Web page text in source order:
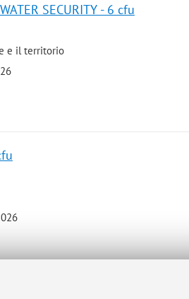
SECURITY - 6 cfu
e il territorio